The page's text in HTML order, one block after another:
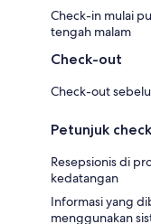
Check-in mulai
tengah malam
Check-out
Check-out
Petunjuk
Resepsionis di
kedatangan
Informasi yang
menggunakan